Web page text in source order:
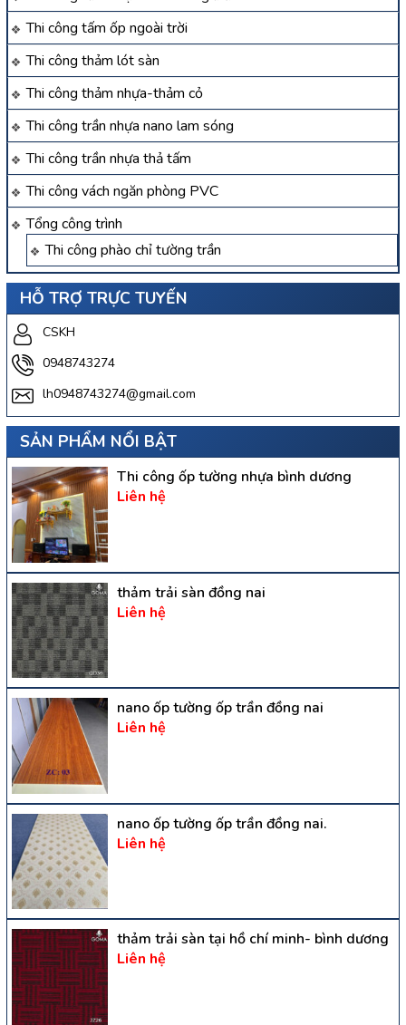
Thi công tấm ốp ngoài trời
Thi công thảm lót sàn
Thi công thảm nhựa-thảm cỏ
Thi công trần nhựa nano lam sóng
Thi công trần nhựa thả tấm
Thi công vách ngăn phòng PVC
Tổng công trình
Thi công phào chỉ tường trần
HỖ TRỢ TRỰC TUYẾN
CSKH
0948743274
lh0948743274@gmail.com
SẢN PHẨM NỔI BẬT
Thi công ốp tường nhựa bình dương
Liên hệ
thảm trải sàn đồng nai
Liên hệ
nano ốp tường ốp trần đồng nai
Liên hệ
nano ốp tường ốp trần đồng nai.
Liên hệ
thảm trải sàn tại hồ chí minh- bình dương
Liên hệ